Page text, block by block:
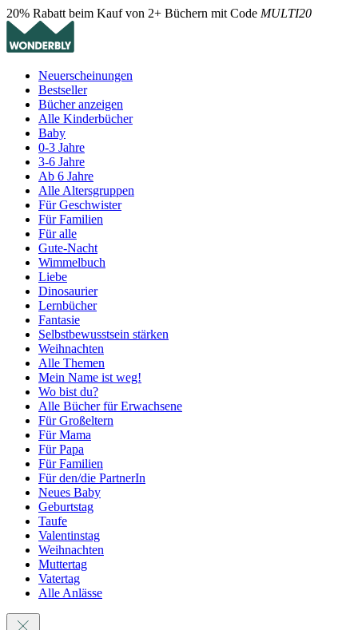
20% Rabatt beim Kauf von 2+ Büchern mit Code MULTI20
Neuerscheinungen
Bestseller
Bücher anzeigen
Alle Kinderbücher
Baby
0-3 Jahre
3-6 Jahre
Ab 6 Jahre
Alle Altersgruppen
Für Geschwister
Für Familien
Für alle
Gute-Nacht
Wimmelbuch
Liebe
Dinosaurier
Lernbücher
Fantasie
Selbstbewusstsein stärken
Weihnachten
Alle Themen
Mein Name ist weg!
Wo bist du?
Alle Bücher für Erwachsene
Für Großeltern
Für Mama
Für Papa
Für Familien
Für den/die PartnerIn
Neues Baby
Geburtstag
Taufe
Valentinstag
Weihnachten
Muttertag
Vatertag
Alle Anlässe